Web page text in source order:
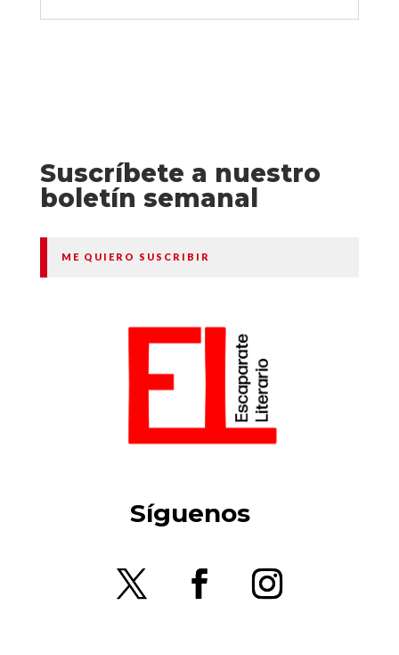
Suscríbete a nuestro
boletín semanal
ME QUIERO SUSCRIBIR
Síguenos